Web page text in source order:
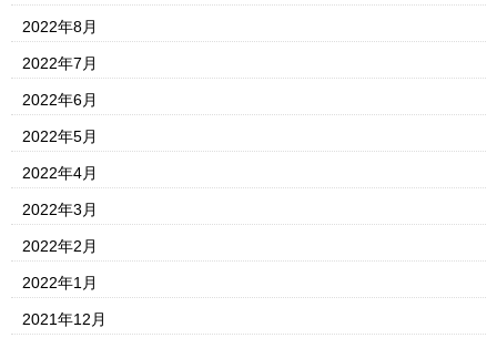
2022年8月
2022年7月
2022年6月
2022年5月
2022年4月
2022年3月
2022年2月
2022年1月
2021年12月